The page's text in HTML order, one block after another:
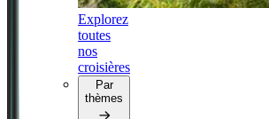
Explorez
toutes
nos
croisières
Par
thèmes